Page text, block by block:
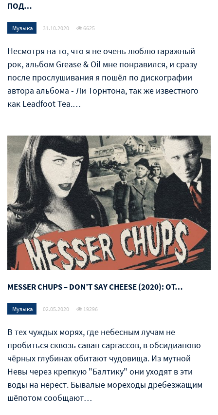
ПОД…
Музыка 31.10.2020 6625
Несмотря на то, что я не очень люблю гаражный
рок, альбом Grease & Oil мне понравился, и сразу
после прослушивания я пошёл по дискографии
автора альбома - Ли Торнтона, так же известного
как Leadfoot Tea.…
MESSER CHUPS – DON’T SAY CHEESE (2020): ОТ…
Музыка 02.05.2020 19296
В тех чуждых морях, где небесным лучам не
пробиться сквозь саван саргассов, в обсидианово-
чёрных глубинах обитают чудовища. Из мутной
Невы через крепкую "Балтику" они уходят в эти
воды на нерест. Бывалые мореходы дребезжащим
шёпотом сообщают…